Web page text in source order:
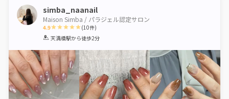
simba_naanail
Maison Simba / パラジェル認定サロン
4.9
1 2 3 4 5
(10件)
天満橋駅から徒歩2分